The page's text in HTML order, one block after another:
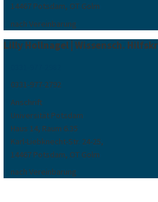
14467 Potsdam, OT Golm
nach Vereinbarung
Lilly Hollnagel | Wissensch.
0331-977-2792
Anschrift
Universität Potsdam
Haus 14, Raum 6.35
Karl-Liebknecht-Str. 24-25,
14467 Potsdam, OT Golm
nach Vereinbarung